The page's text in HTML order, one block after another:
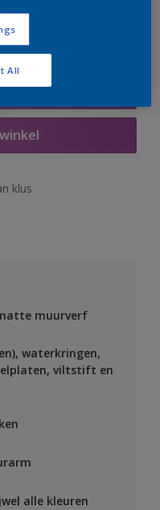
klus
muurverf
waterkringen,
viltstift en
alle kleuren
All